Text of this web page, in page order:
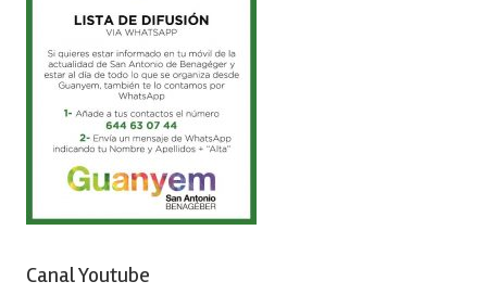
Canal Youtube